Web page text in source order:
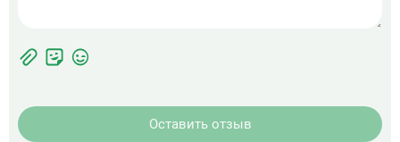
Фотографии
ЖК
Прикрепить
фото
Оставить отзыв